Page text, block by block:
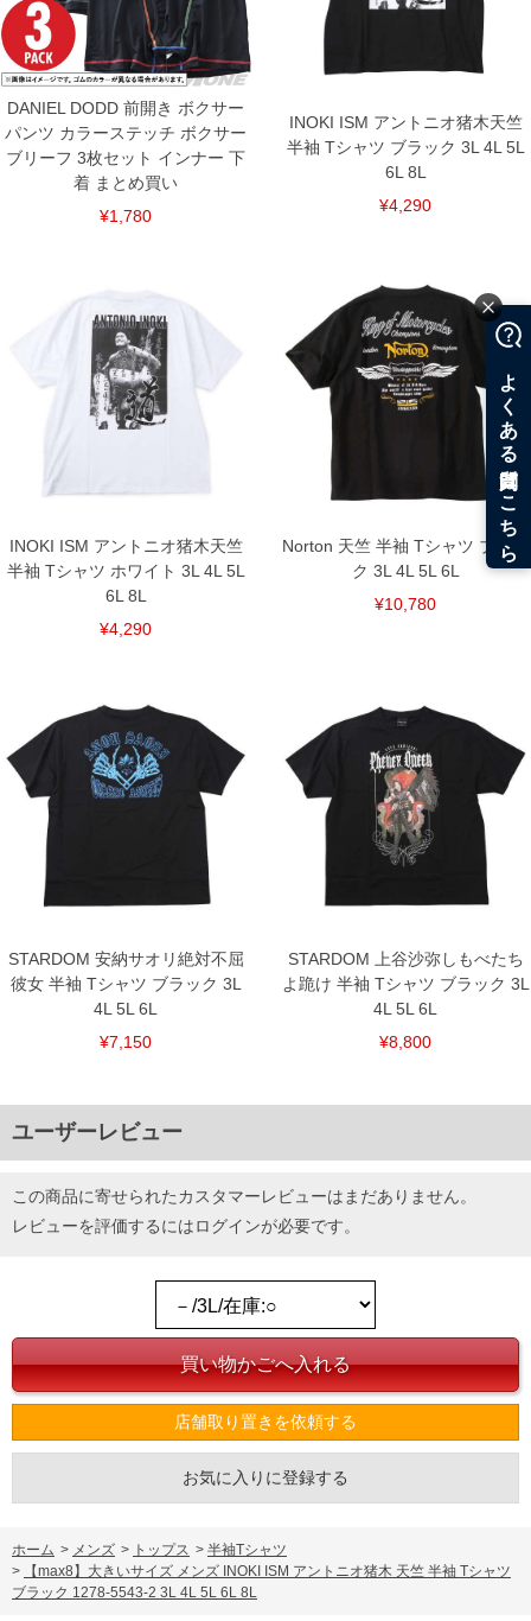
DANIEL DODD 前開き ボクサー
パンツ カラーステッチ ボクサー
ブリーフ 3枚セット インナー 下
着 まとめ買い
¥1,780
INOKI ISM アントニオ猪木天竺
半袖 Tシャツ ブラック 3L 4L 5L
6L 8L
¥4,290
INOKI ISM アントニオ猪木天竺
半袖 Tシャツ ホワイト 3L 4L 5L
6L 8L
¥4,290
Norton 天竺 半袖 Tシャツ ブラッ
ク 3L 4L 5L 6L
¥10,780
STARDOM 安納サオリ絶対不屈
彼女 半袖 Tシャツ ブラック 3L
4L 5L 6L
¥7,150
STARDOM 上谷沙弥しもべたち
よ跪け 半袖 Tシャツ ブラック 3L
4L 5L 6L
¥8,800
ユーザーレビュー
この商品に寄せられたカスタマーレビューはまだありません。
レビューを評価するにはログインが必要です。
店舗取り置きを依頼する
お気に入りに登録する
ホーム > メンズ > トップス > 半袖Tシャツ
>
【max8】大きいサイズ メンズ INOKI ISM アントニオ猪木 天竺 半袖 Tシャツ
ブラック 1278-5543-2 3L 4L 5L 6L 8L